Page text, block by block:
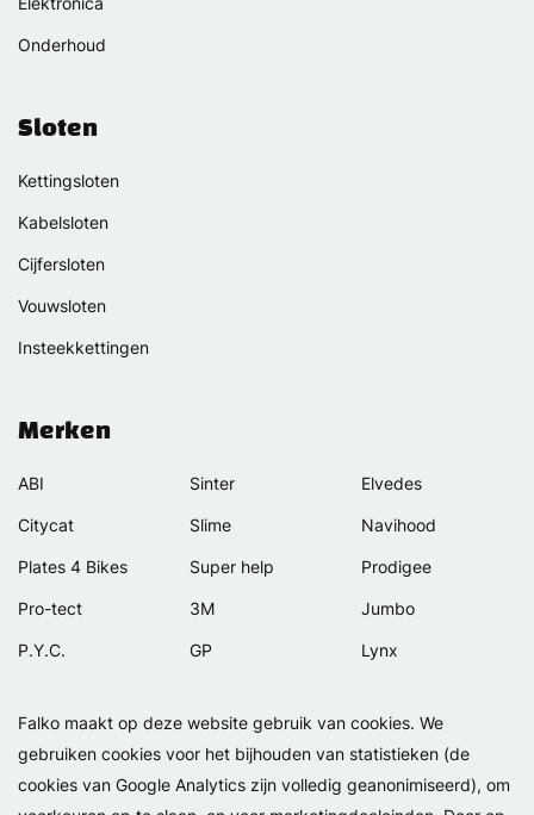
Falko maakt op deze website gebruik van cookies. We
gebruiken cookies voor het bijhouden van statistieken (de
cookies van Google Analytics zijn volledig geanonimiseerd), om
Onderhoud
Sloten
Kettingsloten
Kabelsloten
Cijfersloten
Vouwsloten
Insteekkettingen
Merken
ABI
Citycat
Plates 4 Bikes
Pro-tect
P.Y.C.
Selle Orient
Simpla
Sinter
Slime
Super help
3M
GP
Bellelli
Lamicall
Elvedes
Navihood
Prodigee
Jumbo
Lynx
Motip